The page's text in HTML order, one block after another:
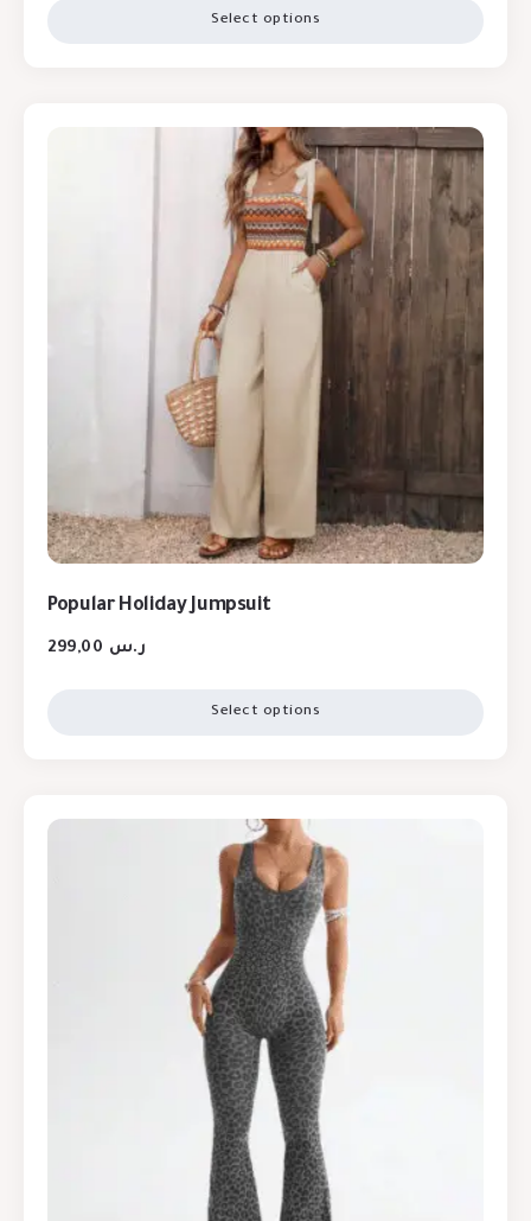
Select options
Popular Holiday Jumpsuit
ر.س
Select options